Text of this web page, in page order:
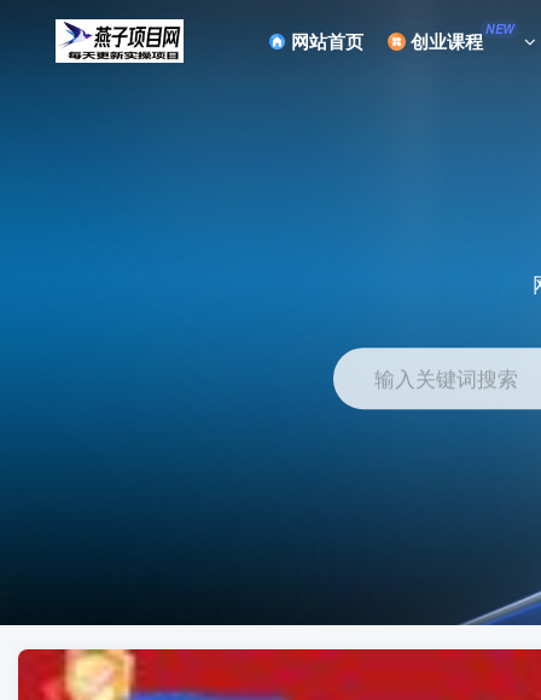
网站首页 创业课程NEW
输入关键词搜索